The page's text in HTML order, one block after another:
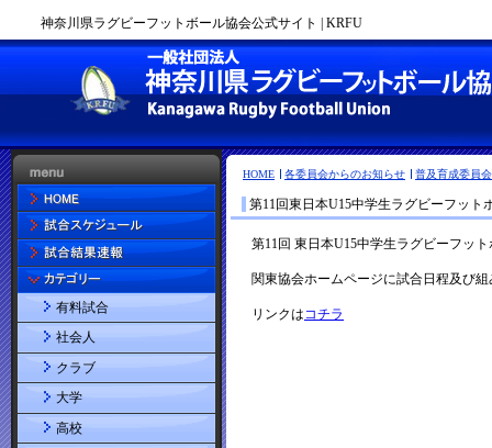
神奈川県ラグビーフットボール協会公式サイト | KRFU
HOME 各委員会からのお知らせ 普及育成委員会
第11回東日本U15中学生ラグビーフット
有料試合
社会人
クラブ
大学
高校